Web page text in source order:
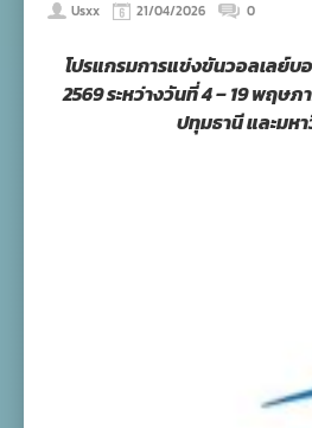
Usxx 21/04/2026 0
โปรแกรมการแข่งขันวอลเลย์บ
2569 ระหว่างวันที่ 4 – 19 พฤษ
ปทุมธานี และมห